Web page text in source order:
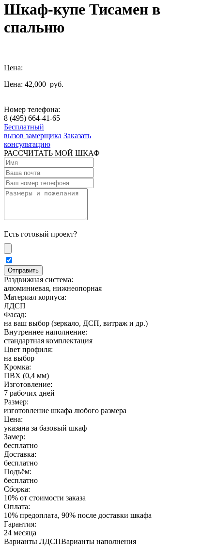
Шкаф-купе Тисамен в
спальню
Цена:
Цена: 42,000 руб.
Номер телефона:
8 (495) 664-41-65
Бесплатный
вызов замерщика Заказать
консультацию
РАССЧИТАТЬ МОЙ ШКАФ
Есть готовый проект?
Раздвижная система:
алюминиевая, нижнеопорная
Материал корпуса:
ЛДСП
Фасад:
на ваш выбор (зеркало, ДСП, витраж и др.)
Внутреннее наполнение:
стандартная комплектация
Цвет профиля:
на выбор
Кромка:
ПВХ (0,4 мм)
Изготовление:
7 рабочих дней
Размер:
изготовление шкафа любого размера
Цена:
указана за базовый шкаф
Замер:
бесплатно
Доставка:
бесплатно
Подъём:
бесплатно
Сборка:
10% от стоимости заказа
Оплата:
10% предоплата, 90% после доставки шкафа
Гарантия:
24 месяца
Варианты ЛДСПВарианты наполнения